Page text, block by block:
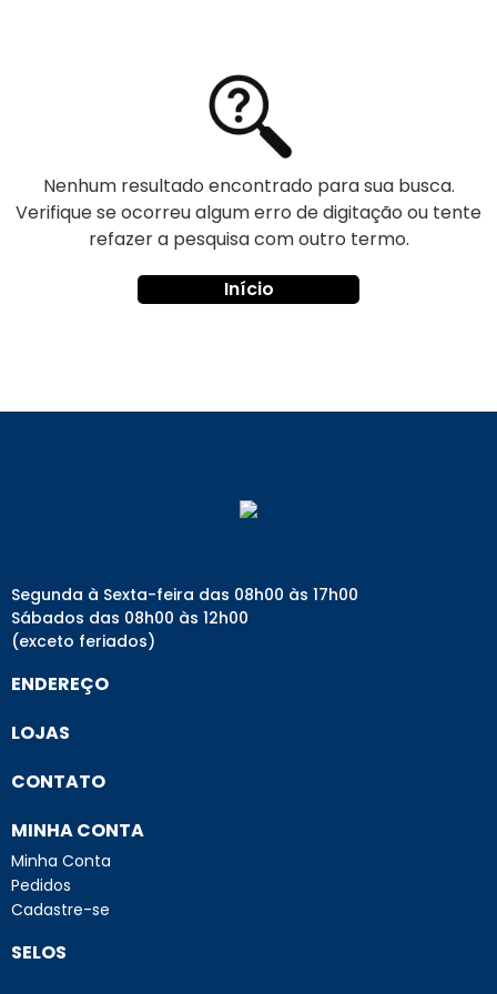
Nenhum resultado encontrado para sua busca.
Verifique se ocorreu algum erro de digitação ou tente
refazer a pesquisa com outro termo.
Início
Segunda à Sexta-feira das 08h00 às 17h00
Sábados das 08h00 às 12h00
(exceto feriados)
ENDEREÇO
LOJAS
CONTATO
MINHA CONTA
Minha Conta
Pedidos
Cadastre-se
SELOS